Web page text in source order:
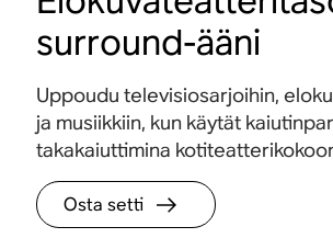
surround-ääni
Uppoudu televisiosarjoihin,
ja musiikkiin, kun käytät
takakaiuttimina
Osta setti